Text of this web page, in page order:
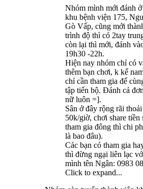
Nhóm mình mới đánh ở
khu bệnh viện 175,
Gò Vấp, cũng mới
trình độ thì có 2tay
còn lại thì mới, đánh
19h30 -22h.
Hiện nay nhóm chỉ có
thêm bạn chơi, k kể
chỉ cần tham gia để
tập tiến bộ. Đánh cả
nữ luôn =].
Sân ở đây rộng rãi
50k/giờ, chơi share tiền
tham gia đông thì chi
là bao đâu).
Các bạn có tham gia
thì đừng ngại liên lạc
mình tên Ngân: 0983
Click to expand...